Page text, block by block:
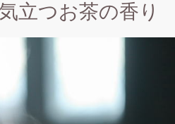
立つお茶の香り